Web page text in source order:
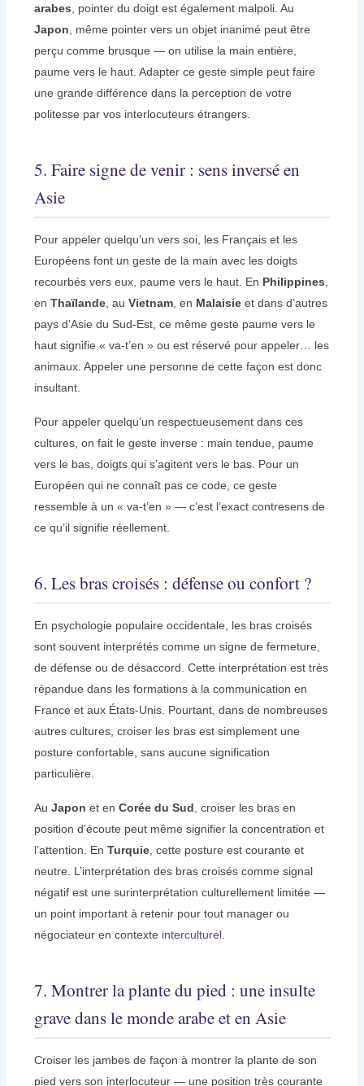
arabes , pointer du doigt est également malpoli. Au
Japon , même pointer vers un objet inanimé peut être
perçu comme brusque — on utilise la main entière,
paume vers le haut. Adapter ce geste simple peut faire
une grande différence dans la perception de votre
politesse par vos interlocuteurs étrangers.
5. Faire signe de venir : sens inversé en
Asie
Pour appeler quelqu’un vers soi, les Français et les
Européens font un geste de la main avec les doigts
recourbés vers eux, paume vers le haut. En Philippines
enThaïlande , auVietnam , en Malaisie et dans d’autres
pays d’Asie du Sud-Est, ce même geste paume vers le
haut signifie « va-t’en » ou est réservé pour appeler… les
animaux. Appeler une personne de cette façon est donc
insultant.
Pour appeler quelqu’un respectueusement dans ces
cultures, on fait le geste inverse : main tendue, paume
vers le bas, doigts qui s’agitent vers le bas. Pour un
Européen qui ne connaît pas ce code, ce geste
ressemble à un « va-t’en » — c’est l’exact contresens de
ce qu’il signifie réellement.
6. Les bras croisés : défense ou confort ?
En psychologie populaire occidentale, les bras croisés
sont souvent interprétés comme un signe de fermeture,
de défense ou de désaccord. Cette interprétation est très
répandue dans les formations à la communication en
France et aux États-Unis. Pourtant, dans de nombreuses
autres cultures, croiser les bras est simplement une
posture confortable, sans aucune signification
particulière.
AuJapon et enCorée du Sud , croiser les bras en
position d’écoute peut même signifier la concentration et
l’attention. EnTurquie , cette posture est courante et
neutre. L’interprétation des bras croisés comme signal
négatif est une surinterprétation culturellement limitée —
un point important à retenir pour tout manager ou
négociateur en contexte interculturel
7. Montrer la plante du pied : une insulte
grave dans le monde arabe et en Asie
Croiser les jambes de façon à montrer la plante de son
pied vers son interlocuteur — une position très courante